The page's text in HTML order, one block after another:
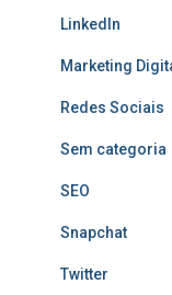
LinkedIn
Marketing
Redes Sociais
Sem categoria
SEO
Snapchat
Twitter